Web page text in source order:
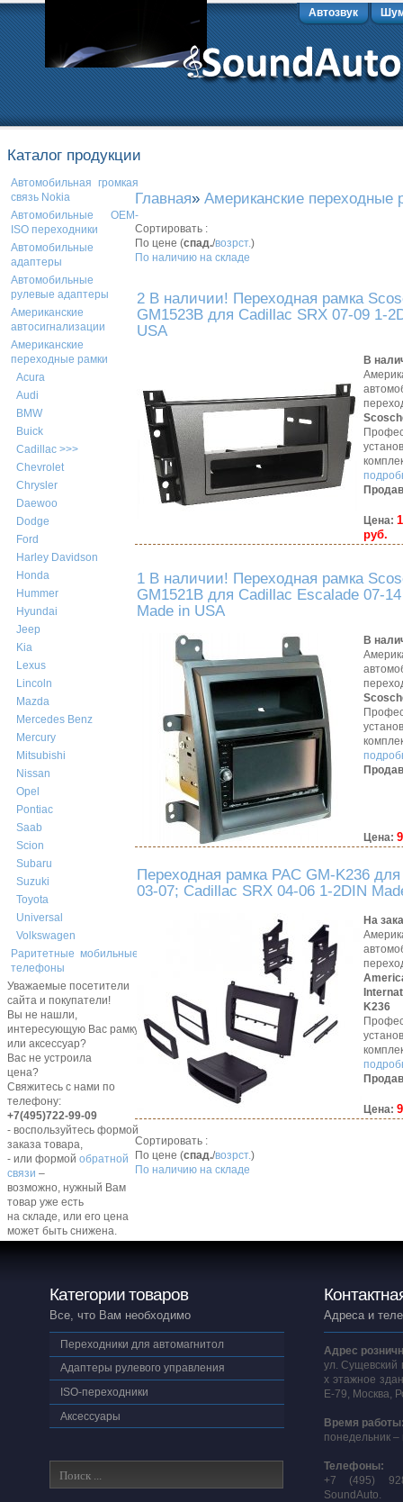
Автозвук
Каталог продукции
Автомобильная громкая
связь Nokia
Автомобильные OEM-
ISO переходники
Автомобильные
адаптеры
Автомобильные
рулевые адаптеры
Американские
автосигнализации
Американские
переходные рамки
Acura
Audi
BMW
Buick
Cadillac >>>
Chevrolet
Chrysler
Daewoo
Dodge
Ford
Harley Davidson
Honda
Hummer
Hyundai
Jeep
Kia
Lexus
Lincoln
Mazda
Mercedes Benz
Mercury
Mitsubishi
Nissan
Opel
Pontiac
Saab
Scion
Subaru
Suzuki
Toyota
Universal
Volkswagen
Раритетные мобильные
телефоны
Уважаемые посетители
сайта и покупатели!
Вы не нашли,
интересующую Вас рамку,
или аксессуар?
Вас не устроила
цена?
Свяжитесь с нами по
телефону:
+7(495)722-99-09
- воспользуйтесь формой
заказа товара,
- или формой обратной
связи –
возможно, нужный Вам
товар уже есть
на складе, или его цена
может быть снижена.
Главная» Американские переходные
Сортировать :
По цене (спад./возрст.)
По наличию на складе
2 В наличии! Переходная рамка
GM1523B для Cadillac SRX 07-09 1-
USA
В
Цена:
руб.
1 В наличии! Переходная рамка
GM1521B для Cadillac Escalade 07-
Made in USA
В
Цена:
Переходная рамка PAC GM-K236
03-07; Cadillac SRX 04-06 1-2DIN
На
K236
Цена:
Сортировать :
По цене (спад./возрст.)
По наличию на складе
Категории товаров
Все, что Вам необходимо
Переходники для автомагнитол
Адаптеры рулевого управления
ISO-переходники
Аксессуары
Адреса и
Адрес
ул. Сущевский
х этажное
E-79, Москва,
Время
понедельник –
Телефоны:
+7 (495)
SoundAuto.